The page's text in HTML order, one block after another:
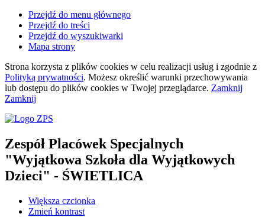
Przejdź do menu głównego
Przejdź do treści
Przejdź do wyszukiwarki
Mapa strony
Strona korzysta z plików cookies w celu realizacji usług i zgodnie z
Polityką prywatności. Możesz określić warunki przechowywania
lub dostępu do plików cookies w Twojej przeglądarce. Zamknij
Zamknij
Zespół Placówek Specjalnych
"Wyjątkowa Szkoła dla Wyjątkowych
Dzieci" - ŚWIETLICA
Większa czcionka
Zmień kontrast